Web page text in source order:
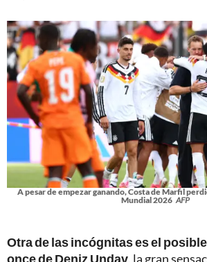
A pesar de empezar ganando, Costa de Marfil
Mundial 2026 AFP
Otra de las incógnitas es el
once de Deniz Undav, la gran